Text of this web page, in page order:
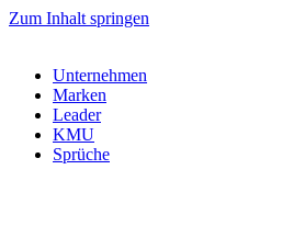
Zum Inhalt springen
Unternehmen
Marken
Leader
KMU
Sprüche